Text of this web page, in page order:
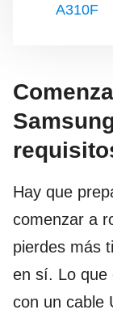
A310F
Hay que
comenzar a
pierdes más
en sí. Lo que
con un cable